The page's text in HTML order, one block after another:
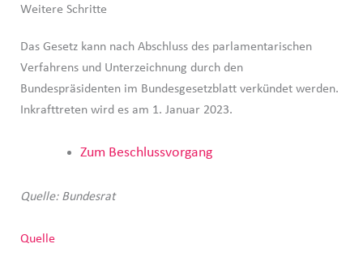
Weitere Schritte
Das Gesetz kann nach Abschluss des parlamentarischen
Verfahrens und Unterzeichnung durch den
Bundespräsidenten im Bundesgesetzblatt verkündet werden.
Inkrafttreten wird es am 1. Januar 2023.
Zum Beschlussvorgang
Quelle: Bundesrat
Quelle